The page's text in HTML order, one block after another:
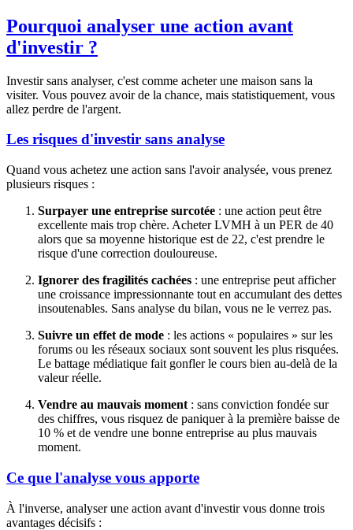
Pourquoi analyser une action avant
d'investir ?
Investir sans analyser, c'est comme acheter une maison sans la
visiter. Vous pouvez avoir de la chance, mais statistiquement, vous
allez perdre de l'argent.
Les risques d'investir sans analyse
Quand vous achetez une action sans l'avoir analysée, vous prenez
plusieurs risques :
Surpayer une entreprise surcotée : une action peut être
excellente mais trop chère. Acheter LVMH à un PER de 40
alors que sa moyenne historique est de 22, c'est prendre le
risque d'une correction douloureuse.
Ignorer des fragilités cachées : une entreprise peut afficher
une croissance impressionnante tout en accumulant des dettes
insoutenables. Sans analyse du bilan, vous ne le verrez pas.
Suivre un effet de mode : les actions « populaires » sur les
forums ou les réseaux sociaux sont souvent les plus risquées.
Le battage médiatique fait gonfler le cours bien au-delà de la
valeur réelle.
Vendre au mauvais moment : sans conviction fondée sur
des chiffres, vous risquez de paniquer à la première baisse de
10 % et de vendre une bonne entreprise au plus mauvais
moment.
Ce que l'analyse vous apporte
À l'inverse, analyser une action avant d'investir vous donne trois
avantages décisifs :